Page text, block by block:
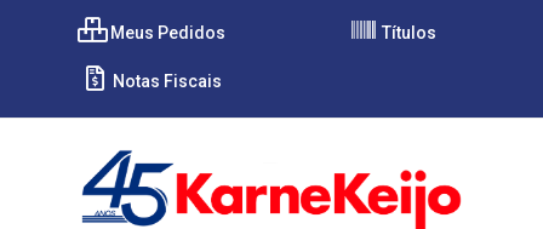
Meus Pedidos Títulos
Notas Fiscais